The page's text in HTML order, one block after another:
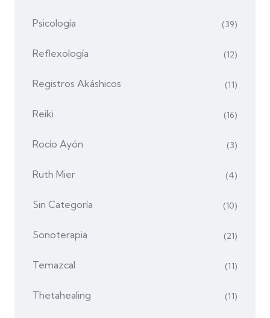
Psicología (39)
Reflexología (12)
Registros Akáshicos (11)
Reiki (16)
Rocío Ayón (3)
Ruth Mier (4)
Sin Categoría (10)
Sonoterapia (21)
Temazcal (11)
Thetahealing (11)